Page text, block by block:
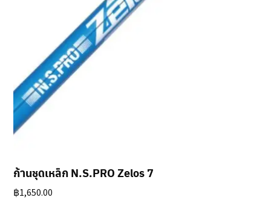
ก้านชุดเหล็ก N.S.PRO Zelos 7
฿1,650.00